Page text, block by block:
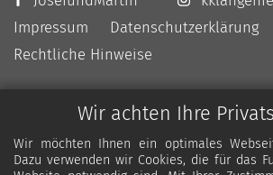
Wir achten Ihre
Wir möchten Ihnen ein optimales
Dazu verwenden wir Cookies, die für das
Impressum
Datenschutzerklärung
Rechtliche Hinweise